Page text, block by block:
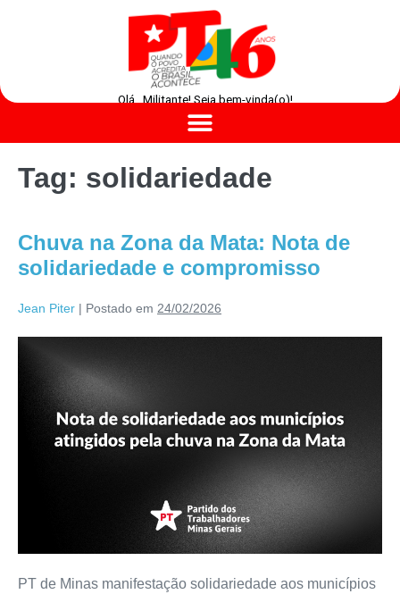
Olá , Militante! Seja bem-vinda(o)!
Tag: solidariedade
Chuva na Zona da Mata: Nota de
solidariedade e compromisso
Jean Piter | Postado em 24/02/2026
PT de Minas manifestação solidariedade aos municípios